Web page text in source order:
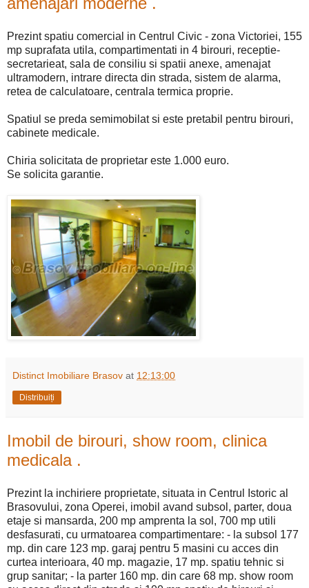
Prezint spatiu comercial in Centrul Civic - zona Victoriei, 155
mp suprafata utila, compartimentati in 4 birouri, receptie-
secretarieat, sala de consiliu si spatii anexe, amenajat
ultramodern, intrare directa din strada, sistem de alarma,
retea de calculatoare, centrala termica proprie.
Spatiul se preda semimobilat si este pretabil pentru birouri,
cabinete medicale.
Chiria solicitata de proprietar este 1.000 euro.
Se solicita garantie.
Distinct Imobiliare Brasov at 12:13:00
Distribuiți
Imobil de birouri, show room, clinica
medicala .
Prezint la inchiriere proprietate, situata in Centrul Istoric al
Brasovului, zona Operei, imobil avand subsol, parter, doua
etaje si mansarda, 200 mp amprenta la sol, 700 mp utili
desfasurati, cu urmatoarea compartimentare: - la subsol 177
mp. din care 123 mp. garaj pentru 5 masini cu acces din
curtea interioara, 40 mp. magazie, 17 mp. spatiu tehnic si
grup sanitar; - la parter 160 mp. din care 68 mp. show room